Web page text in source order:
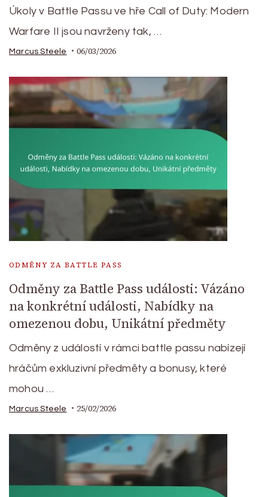
Úkoly v Battle Passu ve hře Call of Duty: Modern
Warfare II jsou navrženy tak, …
Marcus Steele 06/03/2026
ODMĚNY ZA BATTLE PASS
Odměny za Battle Pass události: Vázáno
na konkrétní události, Nabídky na
omezenou dobu, Unikátní předměty
Odměny z událostí v rámci battle passu nabízejí
hráčům exkluzivní předměty a bonusy, které
mohou …
Marcus Steele 25/02/2026